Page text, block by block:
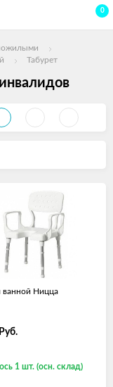
0
Табурет
ванной Ницца
Руб.
1 шт. (осн. склад)